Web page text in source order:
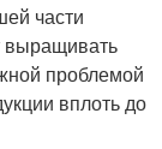
части
выращивать
проблемой
вплоть до